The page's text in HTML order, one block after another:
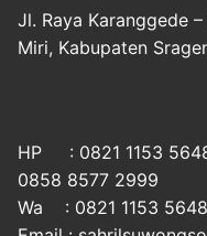
Jl. Raya Karanggede
Miri, Kabupaten
HP : 0821 1153
0858 8577 2999
Wa : 0821 1153 5648